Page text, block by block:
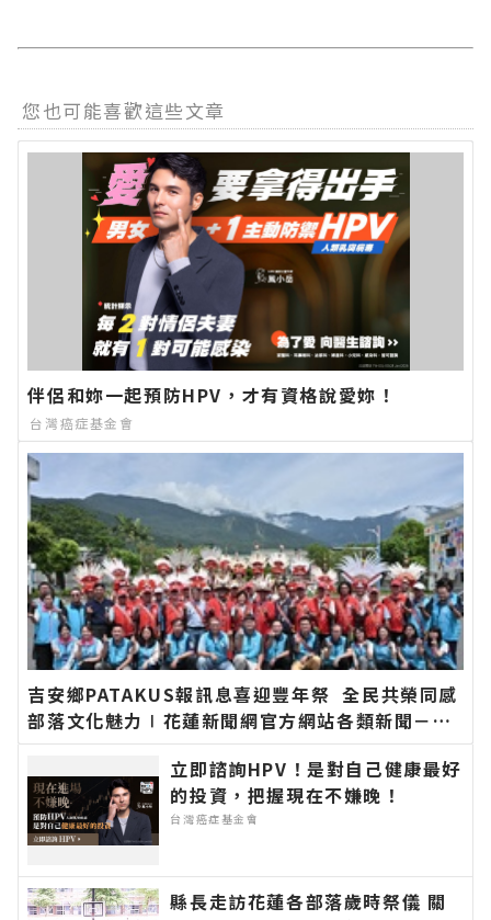
您也可能喜歡這些文章
伴侶和妳一起預防HPV，才有資格說愛妳！
台灣癌症基金會
吉安鄉PATAKUS報訊息喜迎豐年祭 全民共榮同感
部落文化魅力∣花蓮新聞網官方網站各類新聞－最
快速的今日新聞報導 最新的在地資訊！
立即諮詢HPV！是對自己健康最好
的投資，把握現在不嫌晚！
台灣癌症基金會
縣長走訪花蓮各部落歲時祭儀 關